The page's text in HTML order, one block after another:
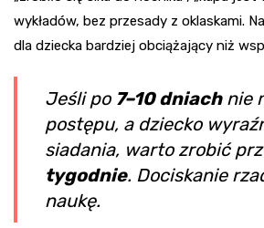
wykładów, bez przesady z oklaskami.
dla dziecka bardziej obciążający niż
Jeśli po 7–10 dniachnie
postępu, a dziecko
siadania, warto zrobić
tygodnie. Dociskanie
naukę.